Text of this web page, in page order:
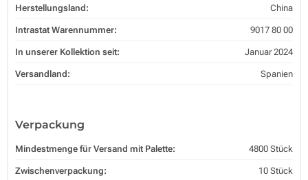
Herstellungsland: China
Intrastat Warennummer: 9017 80 00
In unserer Kollektion seit: Januar 2024
Versandland: Spanien
Verpackung
Mindestmenge für Versand mit Palette: 4800 Stück
Zwischenverpackung: 10 Stück